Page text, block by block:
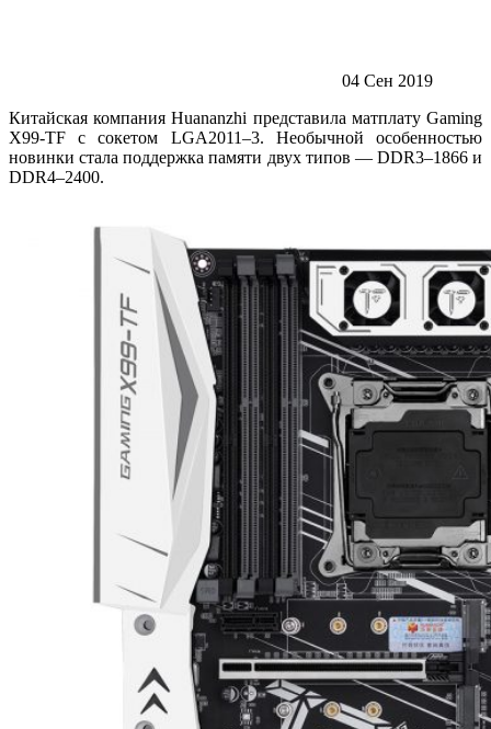
04 Сен 2019
Китайская компания Huananzhi представила матплату Gaming
X99-TF с сокетом LGA2011–3. Необычной особенностью
новинки стала поддержка памяти двух типов — DDR3–1866 и
DDR4–2400.